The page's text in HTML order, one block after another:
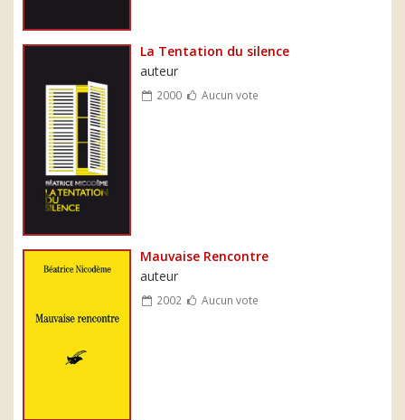
La Tentation du silence
auteur
2000 Aucun vote
Mauvaise Rencontre
auteur
2002 Aucun vote